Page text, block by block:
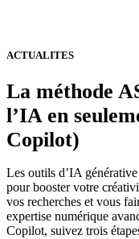
ACTUALITES
La méthode
l’IA en
Copilot)
Les outils d’IA
pour booster votre
vos recherches et vous
expertise numérique
Copilot, suivez trois